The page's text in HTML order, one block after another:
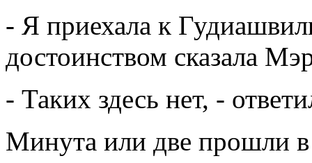
- Я приехала к
достоинством сказала
- Таких здесь нет, -
Минута или две прошли